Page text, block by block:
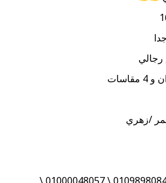
/زهري